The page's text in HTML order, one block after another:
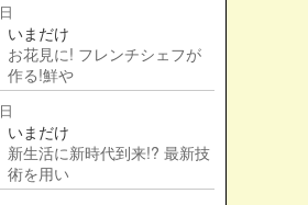
いまだけ
お花見に! フレンチシェフが
作る!鮮や
いまだけ
新生活に新時代到来!? 最新技
術を用い